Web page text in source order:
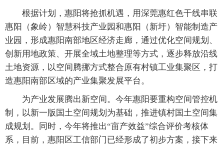
根据计划，惠阳将抢抓机遇，用深莞惠红色干线串联
惠阳（象岭）智慧科技产业园和惠阳（新圩）智能制造产
业园，形成惠阳南部地区经济走廊，通过优化空间规划、
创新用地政策、开展全域土地整理等方式，逐步释放沿线
土地资源，以空间腾挪方式整合原有村镇工业集聚区，打
造惠阳南部区域的产业集聚发展平台。
为产业发展腾出新空间。今年惠阳要重构空间管控机
制，以新一版国土空间规划为基础，推进镇村国土空间集
成规划。同时，今年将推出“亩产效益”综合评价考核体
系，目前，惠阳区工信部门已经形成了初步方案，接下来